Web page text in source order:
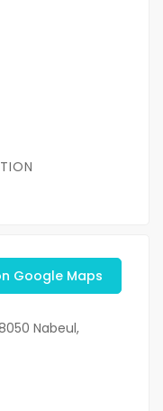
Google Maps
Nabeul,